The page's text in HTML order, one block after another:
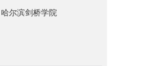
哈尔滨剑桥学院